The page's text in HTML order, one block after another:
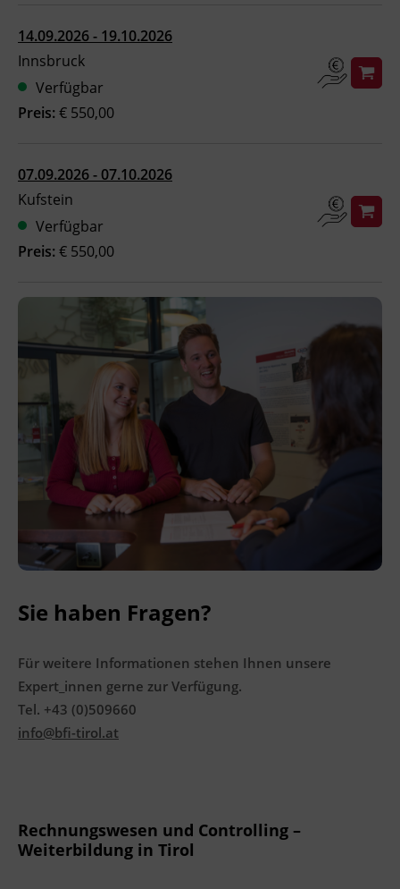
Ingenieurzertifizierung
BFI Reutte
BFI Schwaz
14.09.2026 - 19.10.2026
Innsbruck
Verfügbar
Preis: € 550,00
07.09.2026 - 07.10.2026
Kufstein
Verfügbar
Preis: € 550,00
Sie haben Fragen?
Für weitere Informationen stehen Ihnen unsere
Expert_innen gerne zur Verfügung.
Tel. +43 (0)509660
info@bfi-tirol.at
Rechnungswesen und Controlling –
Weiterbildung in Tirol